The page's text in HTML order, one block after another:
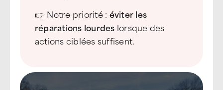
👉 Notre priorité : éviterles
réparations lourdes lorsque des
actions ciblées suffisent.